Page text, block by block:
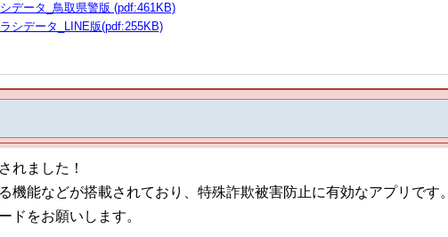
データ_鳥取県警版 (pdf:461KB)
シデータ_LINE版(pdf:255KB)
れました！
能などが搭載されており、特殊詐欺被害防止に有効なアプリです。
をお願いします。